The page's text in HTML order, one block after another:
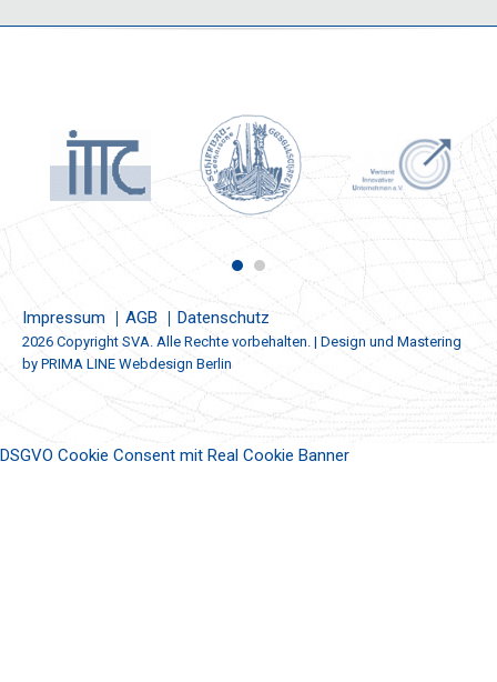
Impressum AGB Datenschutz
2026 Copyright SVA. Alle Rechte vorbehalten. | Design und Mastering
by PRIMA LINE Webdesign Berlin
DSGVO Cookie Consent mit Real Cookie Banner